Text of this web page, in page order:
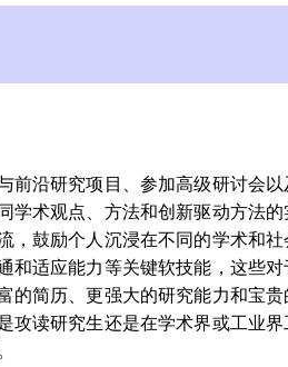
沿研究项目、参加高级研讨会
学术观点、方法和创新驱动方法
，鼓励个人沉浸在不同的学术和
和适应能力等关键软技能，这些
简历、更强大的研究能力和宝贵
攻读研究生还是在学术界或工业